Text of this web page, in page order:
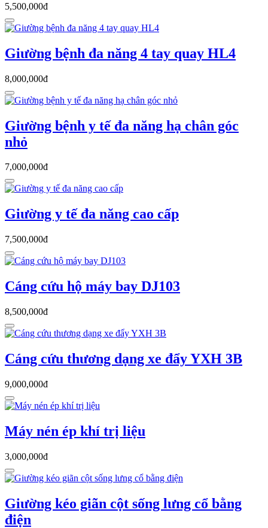
5,500,000đ
Giường bệnh đa năng 4 tay quay HL4
8,000,000đ
Giường bệnh y tế đa năng hạ chân góc
nhỏ
7,000,000đ
Giường y tế đa năng cao cấp
7,500,000đ
Cáng cứu hộ máy bay DJ103
8,500,000đ
Cáng cứu thương dạng xe đẩy YXH 3B
9,000,000đ
Máy nén ép khí trị liệu
3,000,000đ
Giường kéo giãn cột sống lưng cổ bằng
điện